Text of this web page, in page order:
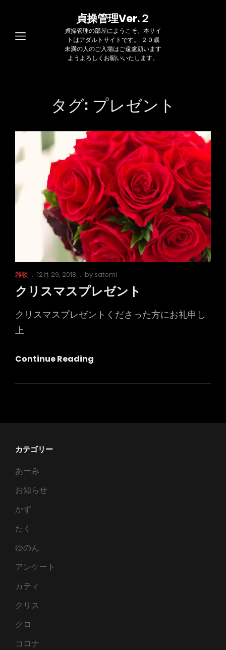
貞操管理Ver.２
貞操管理の部屋にようこそ。本サイ
トはアダルトサイトです。 ２０歳
未満の人のご入場はご遠慮願います
ようよろしくお願いいたします。
タグ: プレゼント
Cat
Links
雑談
Posted
on
12月 29, 2018 by satomi
クリスマスプレゼント
クリスマスプレゼントくださった方にお礼申し
上
Continue Reading
ス
カテゴリー
あーみ
お知らせ
かず
たく
ゆのん
アンケート
カティ
クリス
クロ
コロナ